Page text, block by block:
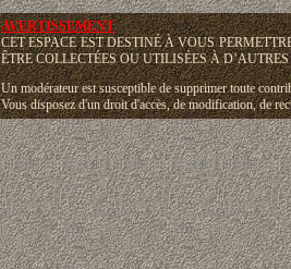
AVERTISSEMENT
CET ESPACE EST DESTINÉ À VOUS
ÊTRE COLLECTÉES OU UTILISÉES À
Un modérateur est susceptible de supprimer toute
Vous disposez d'un droit d'accès, de modification, de